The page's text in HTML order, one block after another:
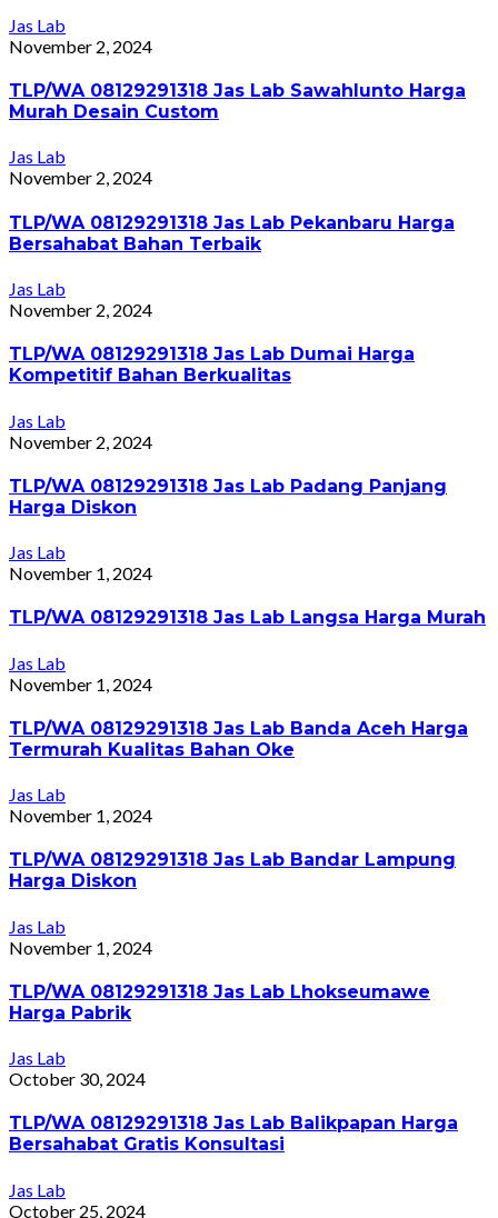
Jas Lab
November 2, 2024
TLP/WA 08129291318 Jas Lab Sawahlunto Harga
Murah Desain Custom
Jas Lab
November 2, 2024
TLP/WA 08129291318 Jas Lab Pekanbaru Harga
Bersahabat Bahan Terbaik
Jas Lab
November 2, 2024
TLP/WA 08129291318 Jas Lab Dumai Harga
Kompetitif Bahan Berkualitas
Jas Lab
November 2, 2024
TLP/WA 08129291318 Jas Lab Padang Panjang
Harga Diskon
Jas Lab
November 1, 2024
TLP/WA 08129291318 Jas Lab Langsa Harga Murah
Jas Lab
November 1, 2024
TLP/WA 08129291318 Jas Lab Banda Aceh Harga
Termurah Kualitas Bahan Oke
Jas Lab
November 1, 2024
TLP/WA 08129291318 Jas Lab Bandar Lampung
Harga Diskon
Jas Lab
November 1, 2024
TLP/WA 08129291318 Jas Lab Lhokseumawe
Harga Pabrik
Jas Lab
October 30, 2024
TLP/WA 08129291318 Jas Lab Balikpapan Harga
Bersahabat Gratis Konsultasi
Jas Lab
October 25, 2024